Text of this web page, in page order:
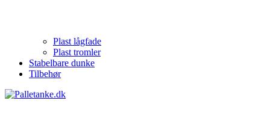
Plast lågfade
Plast tromler
Stabelbare dunke
Tilbehør